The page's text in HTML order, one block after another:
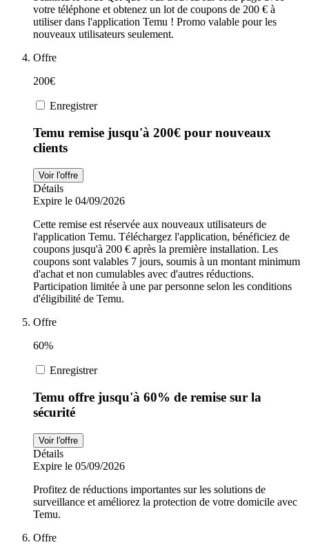
votre téléphone et obtenez un lot de coupons de 200 € à
utiliser dans l'application Temu ! Promo valable pour les
nouveaux utilisateurs seulement.
Offre
200€
Enregistrer
Temu remise jusqu'à 200€ pour nouveaux
clients
Voir l'offre
Détails
Expire le 04/09/2026
Cette remise est réservée aux nouveaux utilisateurs de
l'application Temu. Téléchargez l'application, bénéficiez de
coupons jusqu'à 200 € après la première installation. Les
coupons sont valables 7 jours, soumis à un montant minimum
d'achat et non cumulables avec d'autres réductions.
Participation limitée à une par personne selon les conditions
d'éligibilité de Temu.
Offre
60%
Enregistrer
Temu offre jusqu'à 60% de remise sur la
sécurité
Voir l'offre
Détails
Expire le 05/09/2026
Profitez de réductions importantes sur les solutions de
surveillance et améliorez la protection de votre domicile avec
Temu.
Offre